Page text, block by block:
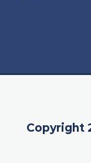
Copyright